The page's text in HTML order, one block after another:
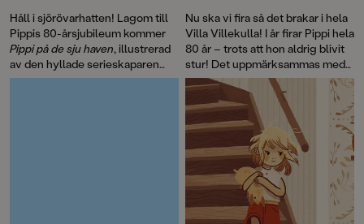
Håll i sjörövarhatten! Lagom till
Pippis 80-årsjubileum kommer
Pippi på de sju haven, illustrerad
av den hyllade serieskaparen
Fabian Göranson. Astrid
Nu ska vi fira så det brakar i hela
Villa Villekulla! I år firar Pippi hela
80 år – trots att hon aldrig blivit
stur! Det uppmärksammas med
flera böcker, däribland David
Känner du Astrid
Lindgrenoch en
genomillustrerad version av
Pippi på de sju haven.